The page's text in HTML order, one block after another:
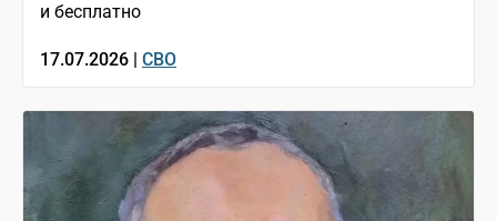
и бесплатно
17.07.2026 | СВО